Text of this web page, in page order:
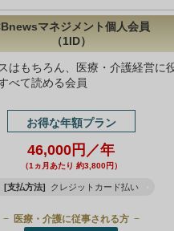
マネジメント個人会員
（1ID）
はもちろん、医療・介護経営に
べて読める会員
お得な年額プラン
46,000円／年
（1ヵ月あたり 約3,800円）
[支払方法] クレジットカード払い
医療・介護に従事される方